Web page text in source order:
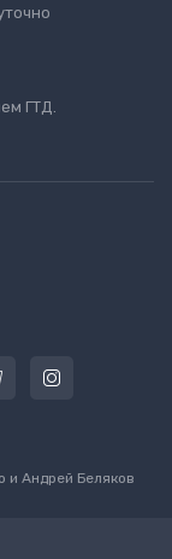
ГТД.
и Андрей Беляков